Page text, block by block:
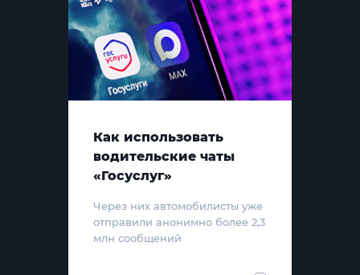
Как использовать
водительские чаты
«Госуслуг»
Через них автомобилисты уже
отправили анонимно более 2,3
млн сообщений